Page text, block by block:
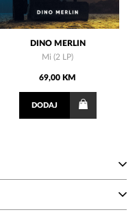
DINO MERLIN
Mi (2 LP)
69,00 KM
DODAJ